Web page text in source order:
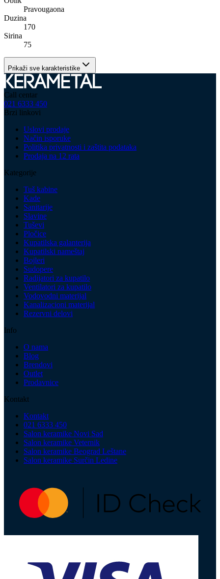
Pravougaona
Duzina
170
Sirina
75
Prikaži sve karakteristike
Call centar
021 6333 450
Brzi linkovi
Uslovi prodaje
Način isporuke
Politika privatnosti i zaštita podataka
Prodaja na 12 rata
Kategorije
Tuš kabine
Kade
Sanitarije
Slavine
Tuševi
Pločice
Kupatilska galanterija
Kupatilski nameštaj
Bojleri
Sudopere
Radijatori za kupatilo
Ventilatori za kupatilo
Vodovodni materijal
Kanalizacioni materijal
Rezervni delovi
Info
O nama
Blog
Brendovi
Outlet
Prodavnice
Kontakt
Kontakt
021 6333 450
Salon keramike Novi Sad
Salon keramike Veternik
Salon keramike Beograd Leštane
Salon keramike Surčin Ledine